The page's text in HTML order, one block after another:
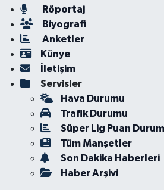
Röportaj
Biyografi
Anketler
Künye
İletişim
Servisler
Hava Durumu
Trafik Durumu
Süper Lig Puan
Tüm Manşetler
Son Dakika Haberleri
Haber Arşivi